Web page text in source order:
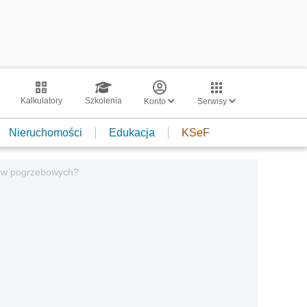
Kalkulatory Szkolenia Konto Serwisy
Nieruchomości Edukacja KSeF
pogrzebowych?